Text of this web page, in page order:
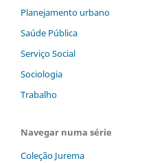
Planejamento urbano
Saúde Pública
Serviço Social
Sociologia
Trabalho
Navegar numa série
Coleção Jurema